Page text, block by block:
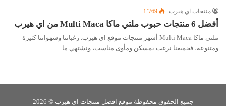
منتجات اي هيرب 1٬769
أفضل 6 منتجات حبوب ملتي ماكا Multi Maca من اي هيرب
ملتي ماكا Multi Maca أشهر منتجات موقع اي هيرب. رغباتنا وشهواتنا كثيرة
ومتنوعة، فجميعنا نرغب بمسكن ومأوى مناسب، ونشتهي ما…
جميع الحقوق محفوظة موقع افضل منتجات اي هيرب © 2026